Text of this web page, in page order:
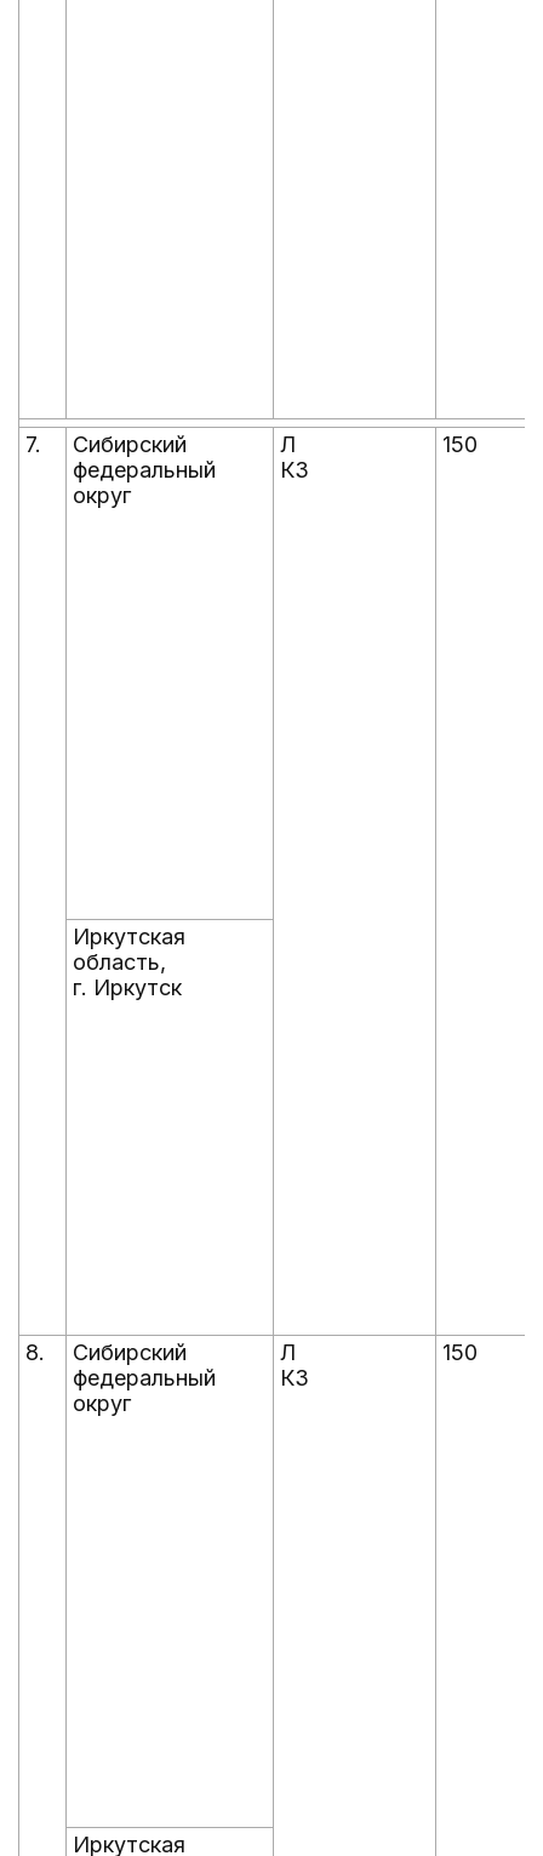
7.
Сибирский
федеральный
округ
Л
КЗ
150
Иркутская
область,
г. Иркутск
8.
Сибирский
федеральный
округ
Л
КЗ
150
Иркутская